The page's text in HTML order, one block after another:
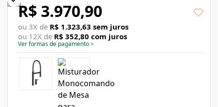
R$ 3.970,90
ou 3X de R$ 1.323,63 sem juros
ou 12X de R$ 352,80 com juros
Ver formas de pagamento>